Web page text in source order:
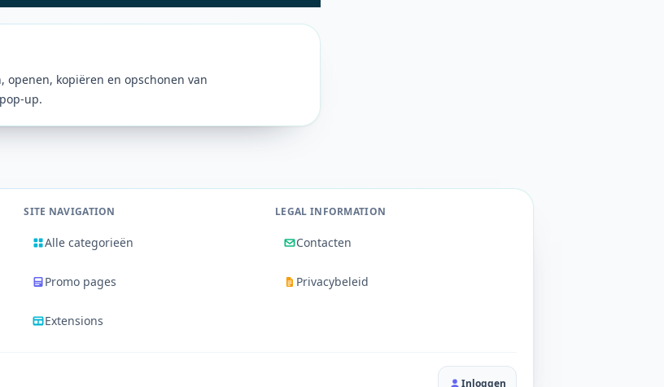
kopiëren en opschonen van
up.
SITE NAVIGATION
Alle categorieën
Promo pages
Extensions
LEGAL INFORMATION
Contacten
Privacybeleid
Inloggen